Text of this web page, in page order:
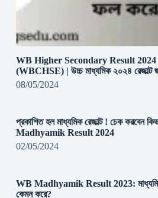
WB Higher Secondary Result
(WBCHSE) | উচ্চ মাধ্যমিক ২০২৪ রেজাল্ট
08/05/2024
প্রকাশিত হল মাধ্যমিক রেজাল্ট ! চেক করবেন
Madhyamik Result 2024
02/05/2024
WB Madhyamik Result 2023: মাধ্যমিক
কেমন করে?